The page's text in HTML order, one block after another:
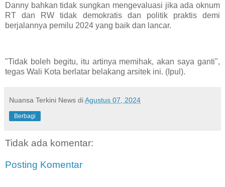
Danny bahkan tidak sungkan mengevaluasi jika ada oknum
RT dan RW tidak demokratis dan politik praktis demi
berjalannya pemilu 2024 yang baik dan lancar.
"Tidak boleh begitu, itu artinya memihak, akan saya ganti",
tegas Wali Kota berlatar belakang arsitek ini. (Ipul).
Nuansa Terkini News diAgustus 07, 2024
Berbagi
Tidak ada komentar:
Posting Komentar